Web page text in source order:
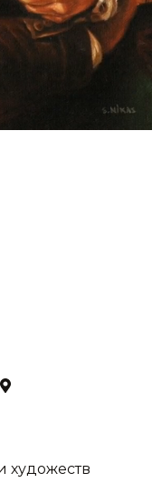
художеств